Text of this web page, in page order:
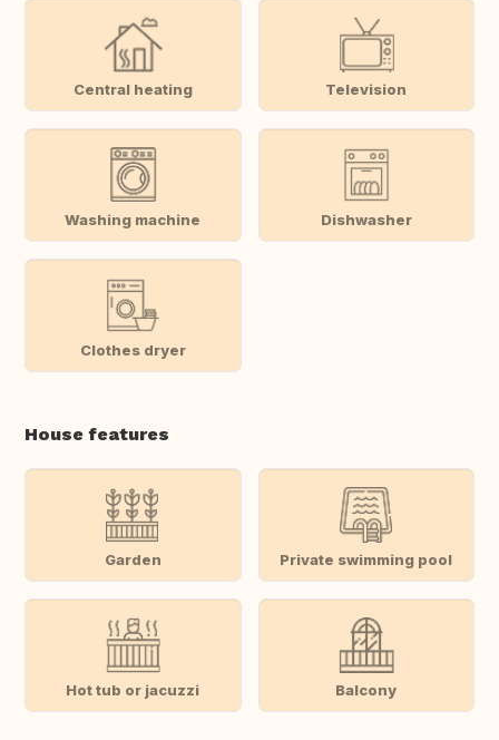
Central heating Television
Washing machine Dishwasher
Clothes dryer
House features
Garden Private swimming pool
Hot tub or jacuzzi Balcony